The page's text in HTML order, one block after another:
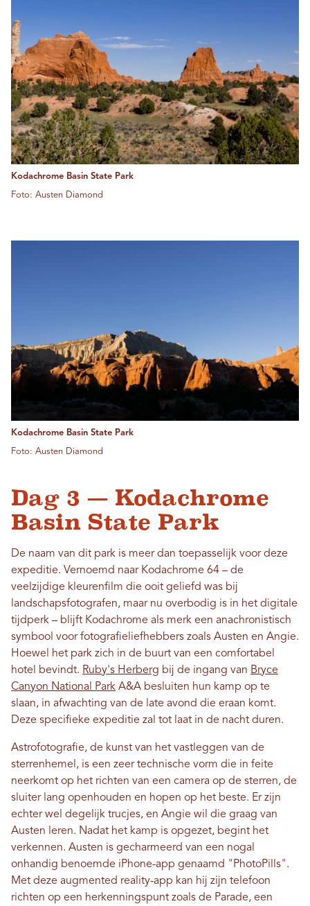
Kodachrome Basin State Park
Foto: Austen Diamond
Kodachrome Basin State Park
Foto: Austen Diamond
Dag 3 — Kodachrome
Basin State Park
De naam van dit park is meer dan toepasselijk voor deze
expeditie. Vernoemd naar Kodachrome 64 – de
veelzijdige kleurenfilm die ooit geliefd was bij
landschapsfotografen, maar nu overbodig is in het digitale
tijdperk – blijft Kodachrome als merk een anachronistisch
symbool voor fotografieliefhebbers zoals Austen en Angie.
Hoewel het park zich in de buurt van een comfortabel
hotel bevindt. Ruby's Herberg bij de ingang van Bryce
Canyon National Park A&A besluiten hun kamp op te
slaan, in afwachting van de late avond die eraan komt.
Deze specifieke expeditie zal tot laat in de nacht duren.
Astrofotografie, de kunst van het vastleggen van de
sterrenhemel, is een zeer technische vorm die in feite
neerkomt op het richten van een camera op de sterren, de
sluiter lang openhouden en hopen op het beste. Er zijn
echter wel degelijk trucjes, en Angie wil die graag van
Austen leren. Nadat het kamp is opgezet, begint het
verkennen. Austen is gecharmeerd van een nogal
onhandig benoemde iPhone-app genaamd "PhotoPills".
Met deze augmented reality-app kan hij zijn telefoon
richten op een herkenningspunt zoals de Parade, een